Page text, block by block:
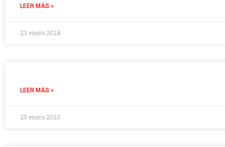
LEER MÁS »
23 enero 2024
LEER MÁS »
25 enero 2023